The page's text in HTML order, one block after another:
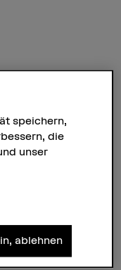
Orte in Bern
University,
Theater,
speichern,
die
unser
ablehnen